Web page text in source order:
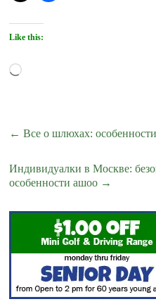
Like this:
Loading…
← Все о шлюхах:
Индивидуалки в Москве:
особенности ашоо →